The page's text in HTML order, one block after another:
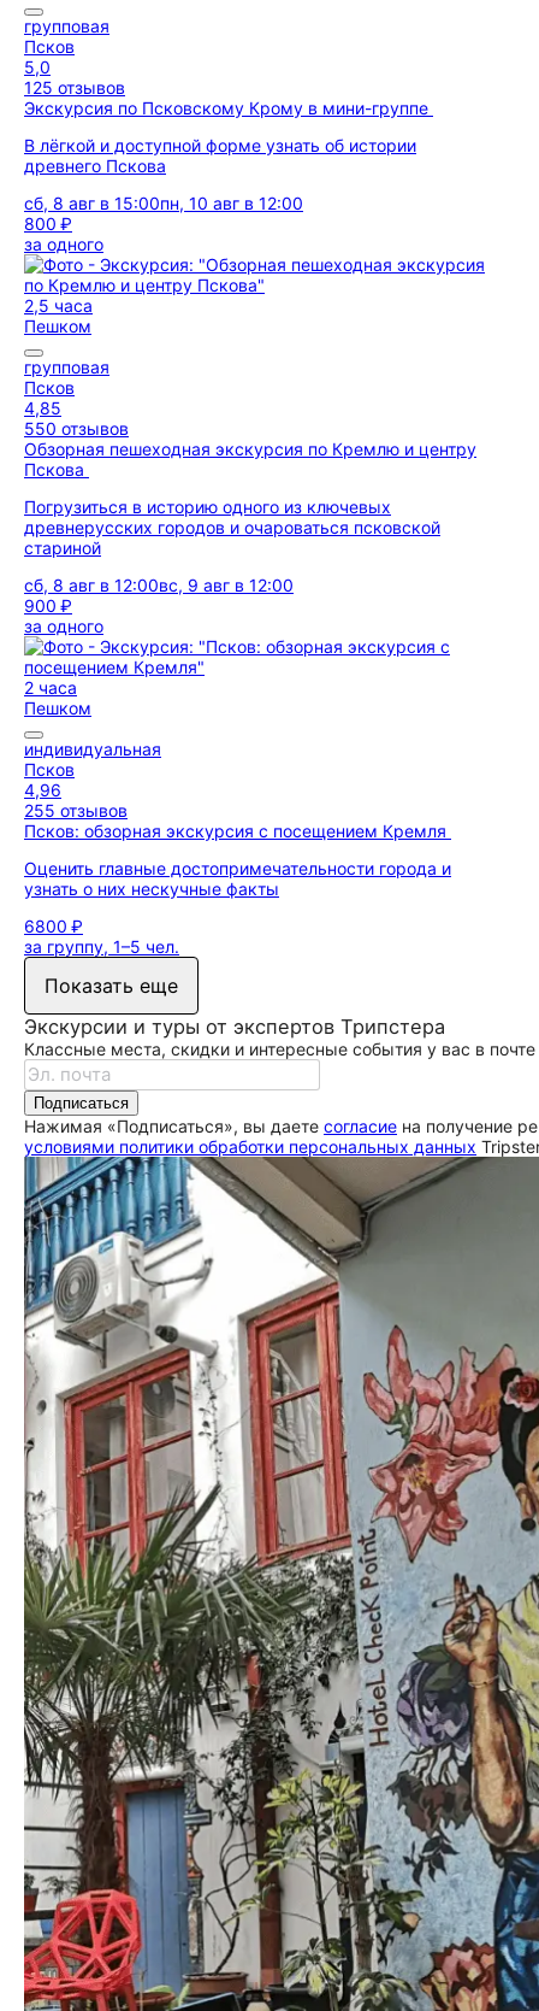
групповая
Псков
5,0
125 отзывов
Экскурсия по Псковскому Крому в мини-группе
В лёгкой и доступной форме узнать об истории
древнего Пскова
сб, 8 авг в 15:00пн, 10 авг в 12:00
800 ₽
за одного
2,5 часа
Пешком
групповая
Псков
4,85
550 отзывов
Обзорная пешеходная экскурсия по Кремлю и центру
Пскова
Погрузиться в историю одного из ключевых
древнерусских городов и очароваться псковской
стариной
сб, 8 авг в 12:00вс, 9 авг в 12:00
900 ₽
за одного
2 часа
Пешком
индивидуальная
Псков
4,96
255 отзывов
Псков: обзорная экскурсия с посещением Кремля
Оценить главные достопримечательности города и
узнать о них нескучные факты
6800 ₽
за группу, 1–5 чел.
Показать еще
Экскурсии и туры от экспертов Трипстера
Классные места, скидки и интересные события у вас в почте
Подписаться
Нажимая «Подписаться», вы даете согласие на получение
условиями политики обработки персональных данных